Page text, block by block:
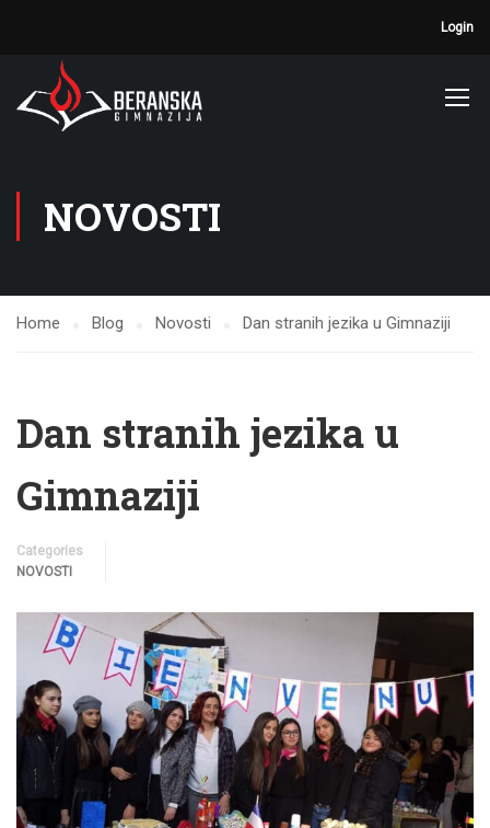
Login
NOVOSTI
Home Blog Novosti Dan stranih jezika u Gimnaziji
Dan stranih jezika u
Gimnaziji
Categories
NOVOSTI